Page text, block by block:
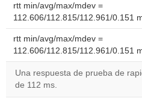
rtt min/avg/max/mdev =
112.606/112.815/112.961/0.151
rtt min/avg/max/mdev =
112.606/112.815/112.961/0.151
Una respuesta de prueba de
de 112 ms.